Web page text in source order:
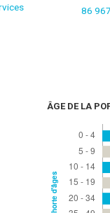
86
ÂGE DE LA